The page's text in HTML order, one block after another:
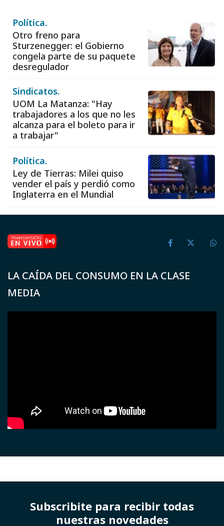
Política.
Otro freno para
Sturzenegger: el Gobierno
congela parte de su paquete
desregulador
Sindicatos.
UOM La Matanza: "Hay
trabajadores a los que no les
alcanza para el boleto para ir
a trabajar"
Política.
Ley de Tierras: Milei quiso
vender el país y perdió como
Inglaterra en el Mundial
LA CAÍDA DEL CONSUMO EN LA CLASE
MEDIA
Subscribite para recibir todas
nuestras novedades